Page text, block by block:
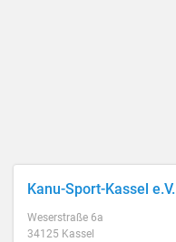
Kanu-Sport-Kassel e.V.
Weserstraße 6a
34125 Kassel